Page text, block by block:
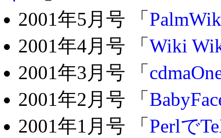
2001年5月号 「
2001年4月号 「 Wiki
2001年3月号 「
2001年2月号 「
2001年1月号 「 Perlで